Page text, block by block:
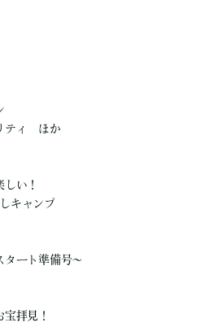
ティ ほか
い！
キャンプ
ート準備号～
拝見！